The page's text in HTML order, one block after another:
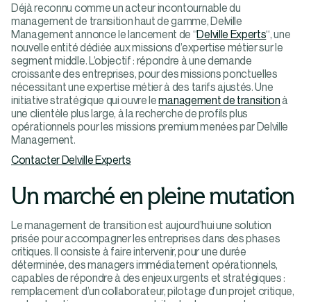
Déjà reconnu comme un acteur incontournable du
management de transition haut de gamme, Delville
Management annonce le lancement de “Delville Experts“, une
nouvelle entité dédiée aux missions d’expertise métier sur le
segment middle. L’objectif : répondre à une demande
croissante des entreprises, pour des missions ponctuelles
nécessitant une expertise métier à des tarifs ajustés. Une
initiative stratégique qui ouvre lemanagement de transitionà
une clientèle plus large, à la recherche de profils plus
opérationnels pour les missions premium menées par Delville
Management.
Contacter Delville Experts
Un marché en pleine mutation
Le management de transition est aujourd’hui une solution
prisée pour accompagner les entreprises dans des phases
critiques. Il consiste à faire intervenir, pour une durée
déterminée, des managers immédiatement opérationnels,
capables de répondre à des enjeux urgents et stratégiques :
remplacement d’un collaborateur, pilotage d’un projet critique,